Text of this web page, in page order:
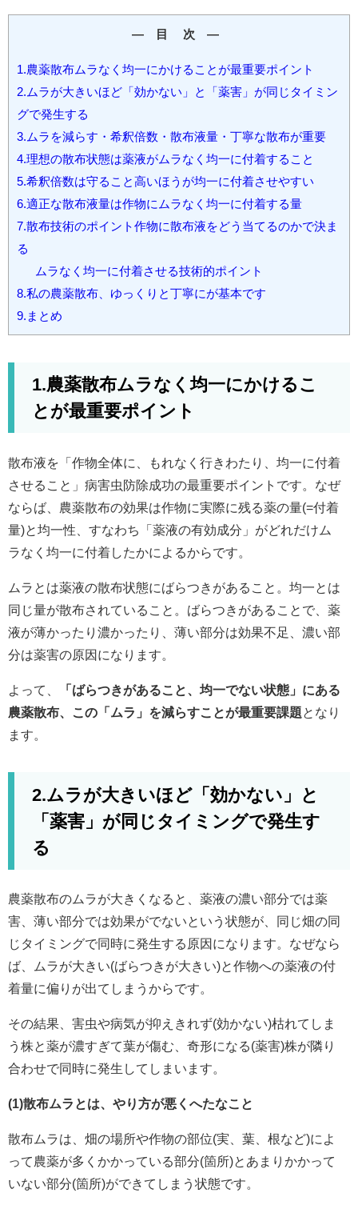
― 目 次 ―
1.農薬散布ムラなく均一にかけることが最重要ポイント
2.ムラが大きいほど「効かない」と「薬害」が同じタイミン
グで発生する
3.ムラを減らす・希釈倍数・散布液量・丁寧な散布が重要
4.理想の散布状態は薬液がムラなく均一に付着すること
5.希釈倍数は守ること高いほうが均一に付着させやすい
6.適正な散布液量は作物にムラなく均一に付着する量
7.散布技術のポイント作物に散布液をどう当てるのかで決ま
る
ムラなく均一に付着させる技術的ポイント
8.私の農薬散布、ゆっくりと丁寧にが基本です
9.まとめ
1.農薬散布ムラなく均一にかけるこ
とが最重要ポイント
散布液を「作物全体に、もれなく行きわたり、均一に付着
させること」病害虫防除成功の最重要ポイントです。なぜ
ならば、農薬散布の効果は作物に実際に残る薬の量(=付着
量)と均一性、すなわち「薬液の有効成分」がどれだけム
ラなく均一に付着したかによるからです。
ムラとは薬液の散布状態にばらつきがあること。均一とは
同じ量が散布されていること。ばらつきがあることで、薬
液が薄かったり濃かったり、薄い部分は効果不足、濃い部
分は薬害の原因になります。
よって、
「ばらつきがあること、均一でない状態」にある
農薬散布、この「ムラ」を減らすことが最重要課題 となり
ます。
2.ムラが大きいほど「効かない」と
「薬害」が同じタイミングで発生す
る
農薬散布のムラが大きくなると、薬液の濃い部分では薬
害、薄い部分では効果がでないという状態が、同じ畑の同
じタイミングで同時に発生する原因になります。なぜなら
ば、ムラが大きい(ばらつきが大きい)と作物への薬液の付
着量に偏りが出てしまうからです。
その結果、害虫や病気が抑えきれず(効かない)枯れてしま
う株と薬が濃すぎて葉が傷む、奇形になる(薬害)株が隣り
合わせで同時に発生してしまいます。
(1)散布ムラとは、やり方が悪くへたなこと
散布ムラは、畑の場所や作物の部位(実、葉、根など)によ
って農薬が多くかかっている部分(箇所)とあまりかかって
いない部分(箇所)ができてしまう状態です。